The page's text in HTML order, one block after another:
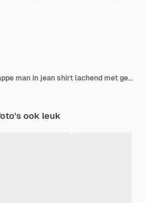
Portret van de jonge knappe man in jean shirt lachend met gekruiste armen.
ook leuk